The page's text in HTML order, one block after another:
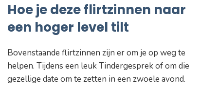
Hoe je deze flirtzinnen naar
een hoger level tilt
Bovenstaande flirtzinnen zijn er om je op weg te
helpen. Tijdens een leuk Tindergesprek of om die
gezellige date om te zetten in een zwoele avond.